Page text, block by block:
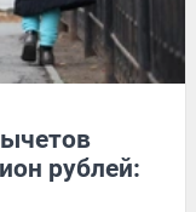
рублей: